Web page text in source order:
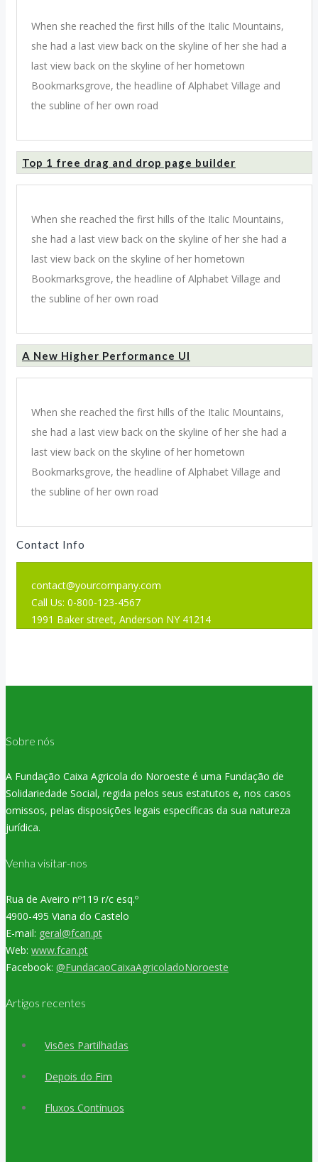
When she reached the first hills of the Italic Mountains,
she had a last view back on the skyline of her she had a
last view back on the skyline of her hometown
Bookmarksgrove, the headline of Alphabet Village and
the subline of her own road
Top 1 free drag and drop page builder
When she reached the first hills of the Italic Mountains,
she had a last view back on the skyline of her she had a
last view back on the skyline of her hometown
Bookmarksgrove, the headline of Alphabet Village and
the subline of her own road
A New Higher Performance UI
When she reached the first hills of the Italic Mountains,
she had a last view back on the skyline of her she had a
last view back on the skyline of her hometown
Bookmarksgrove, the headline of Alphabet Village and
the subline of her own road
Contact Info
contact@yourcompany.com
Call Us: 0-800-123-4567
1991 Baker street, Anderson NY 41214
Sobre nós
A Fundação Caixa Agricola do Noroeste é uma Fundação de
Solidariedade Social, regida pelos seus estatutos e, nos casos
omissos, pelas disposições legais específicas da sua natureza
jurídica.
Venha visitar-nos
Rua de Aveiro nº119 r/c esq.º
4900-495 Viana do Castelo
E-mail: geral@fcan.pt
Web: www.fcan.pt
Facebook: @FundacaoCaixaAgricoladoNoroeste
Artigos recentes
Visões Partilhadas
Depois do Fim
Fluxos Contínuos